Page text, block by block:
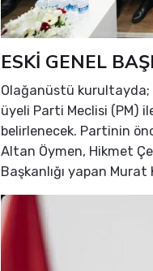
ESKİ GENEL
Olağanüstü kurultayda;
üyeli Parti Meclisi (PM)
belirlenecek. Partinin
Altan Öymen, Hikmet
Başkanlığı yapan